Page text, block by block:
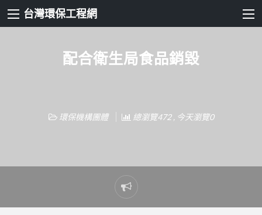
台灣環保工程網
配合衛生局食品銷毀
環保機構團體 總瀏覽472 , 今天瀏覽0
Report
problem